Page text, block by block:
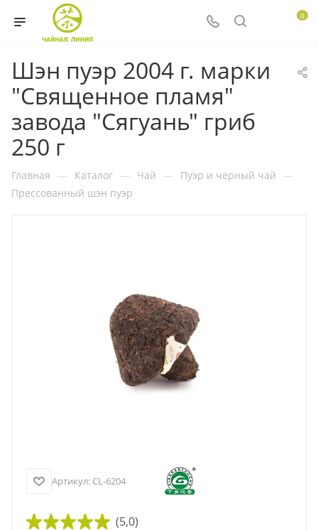
0
Шэн пуэр 2004 г. марки
"Священное пламя"
завода "Сягуань" гриб
250 г
Главная — Каталог — Чай — Пуэр и чёрный чай —
Прессованный шэн пуэр
Артикул: CL-6204
(5,0)